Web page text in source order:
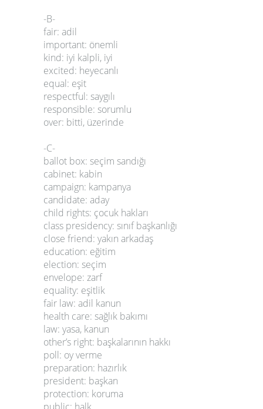
-B-
fair: adil
important: önemli
kind: iyi kalpli, iyi
excited: heyecanlı
equal: eşit
respectful: saygılı
responsible: sorumlu
over: bitti, üzerinde
-C-
ballot box: seçim sandığı
cabinet: kabin
campaign: kampanya
candidate: aday
child rights: çocuk hakları
class presidency: sınıf başkanlığı
close friend: yakın arkadaş
education: eğitim
election: seçim
envelope: zarf
equality: eşitlik
fair law: adil kanun
health care: sağlık bakımı
law: yasa, kanun
other’s right: başkalarının hakkı
poll: oy verme
preparation: hazırlık
president: başkan
protection: koruma